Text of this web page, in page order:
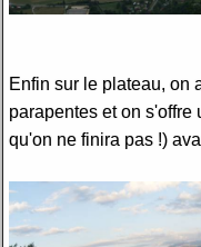
Enfin sur le plateau, on
parapentes et on s'offre
qu'on ne finira pas !)